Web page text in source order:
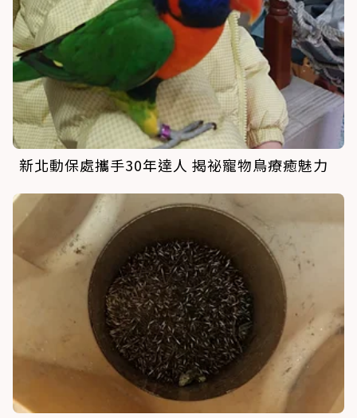
新北動保處攜手30年達人 揭祕寵物鳥療癒魅力